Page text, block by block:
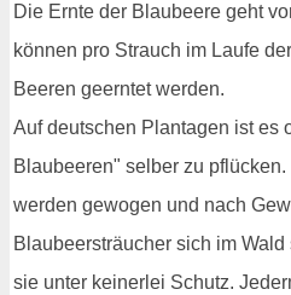
Die Ernte der Blaubeere geht
können pro Strauch im Laufe
Beeren geerntet werden.
Auf deutschen Plantagen ist es
Blaubeeren" selber zu
werden gewogen und nach
Blaubeersträucher sich im
sie unter keinerlei Schutz.